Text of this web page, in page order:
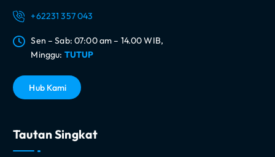
+62231 357 043
Sen – Sab: 07:00 am – 14.00 WIB,
Minggu: TUTUP
Hub Kami
Tautan Singkat